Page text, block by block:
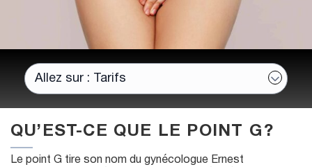
QU’EST-CE QUE LE POINT G ?
Le point G tire son nom du gynécologue Ernest